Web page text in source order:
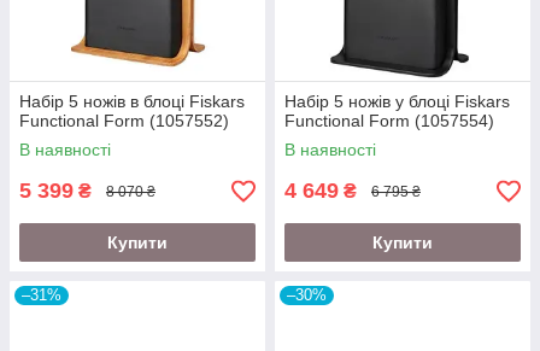
Набір 5 ножів в блоці Fiskars
Functional Form (1057552)
В наявності
5 399 ₴ 8 070 ₴
Купити
Набір 5 ножів у блоці Fiskars
Functional Form (1057554)
В наявності
4 649 ₴ 6 795 ₴
Купити
–31% –30%